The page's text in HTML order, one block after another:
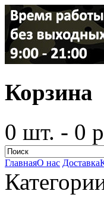
Корзина
0 шт. - 0
ГлавнаяО нас Доставка